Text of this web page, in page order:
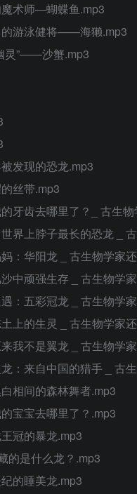
魔术师—蝴蝶鱼.mp3
的游泳健将——海獭.mp3
灵”——沙蟹.mp3
发现的恐龙.mp3
丝带.mp3
牙齿去哪里了？_ 古生
界上脖子最长的恐龙 _
：华阳龙 _ 古生物学家
中顽强生存 _ 古生物学
：五彩冠龙 _ 古生物学
上的生灵 _ 古生物学家
我不是翼龙 _ 古生物学
：来自中国的猎手 _ 古
相间的森林舞者.mp3
宝宝去哪里了？.mp3
冠的暴龙.mp3
的是什么龙？.mp3
的睡美龙.mp3